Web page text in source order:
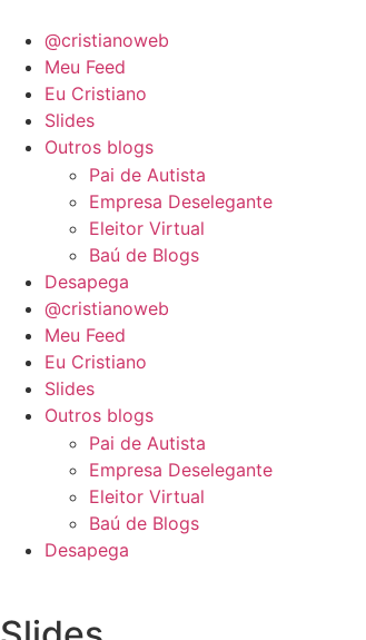
@cristianoweb
Meu Feed
Eu Cristiano
Slides
Outros blogs
Pai de Autista
Empresa Deselegante
Eleitor Virtual
Baú de Blogs
Desapega
@cristianoweb
Meu Feed
Eu Cristiano
Slides
Outros blogs
Pai de Autista
Empresa Deselegante
Eleitor Virtual
Baú de Blogs
Desapega